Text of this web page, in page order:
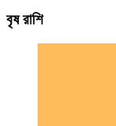
বৃষ রাশি